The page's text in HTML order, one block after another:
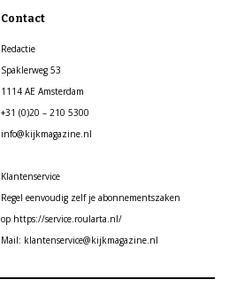
Contact
Redactie
Spaklerweg 53
1114 AE Amsterdam
+31 (0)20 – 210 5300
info@kijkmagazine.nl
Klantenservice
Regel eenvoudig zelf je abonnementszaken
op https://service.roularta.nl/
Mail: klantenservice@kijkmagazine.nl